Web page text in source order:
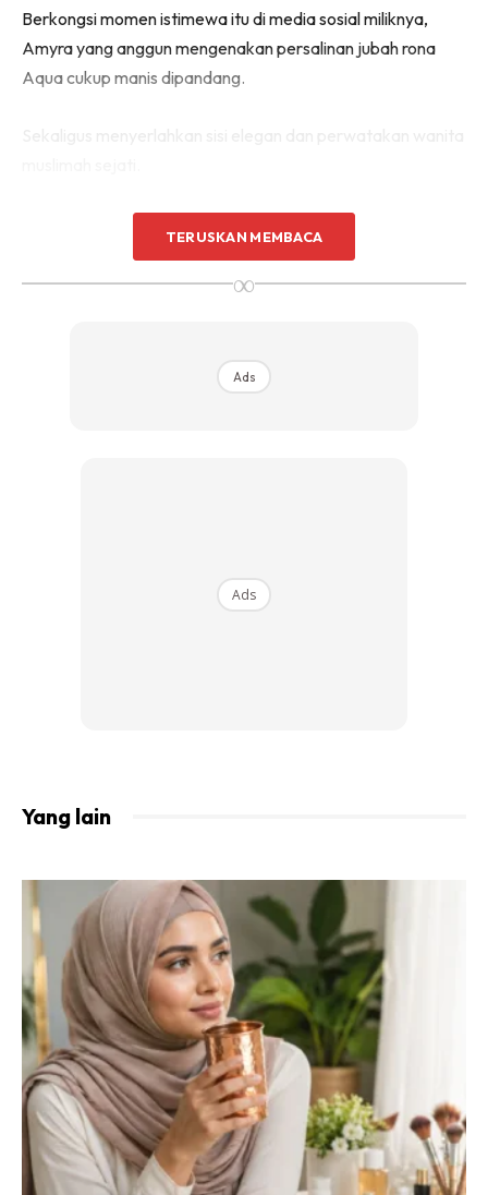
Berkongsi momen istimewa itu di media sosial miliknya,
Amyra yang anggun mengenakan persalinan jubah rona
Aqua cukup manis dipandang.
ramai. Bukan hanya terpesona dengan kecantikan Amyra
tersebut yang berbudi pekerti tinggi.
Kongsi Amyra dalam gambar berkenaan, “She’s imperfect
but she tries. Thank youkak Umie Aida bagi peluang
sebaris dengan insan-insan hebat. Banyak perkongsian
yang dapat Myra manfaatkan daripada majlis ilmu ni.
Alhamdulillah.”
Artikel Berkaitan :“Doakan Kesembuhan Untuk
Superman Saya” – Amyra Mohon Doa Orang Ramai.
TERUSKAN MEMBACA
∞
Ads
Ads
Yang lain